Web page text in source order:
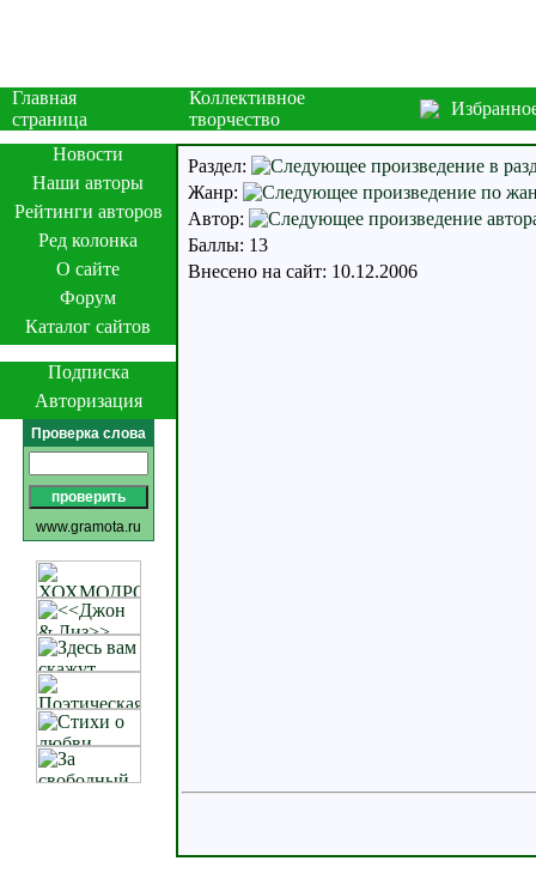
Главная
страница
Коллективное
творчество
Новости
Наши авторы
Рейтинги авторов
Ред колонка
О сайте
Форум
Каталог сайтов
Подписка
Авторизация
Проверка слова
www.gramota.ru
Раздел:
Жанр:
Автор:
Баллы: 13
Внесено на сайт: 10.12.2006